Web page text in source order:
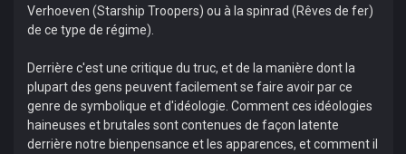
Verhoeven (Starship Troopers) ou à la spinrad (Rêves de fer)
de ce type de régime).
Derrière c'est une critique du truc, et de la manière dont la
plupart des gens peuvent facilement se faire avoir par ce
genre de symbolique et d'idéologie. Comment ces idéologies
haineuses et brutales sont contenues de façon latente
derrière notre bienpensance et les apparences, et comment il